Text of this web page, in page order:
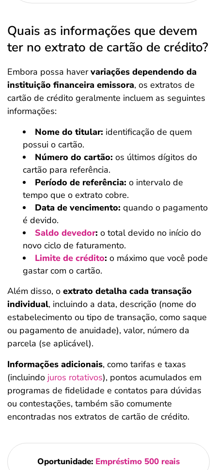
Quais as informações que devem
ter no extrato de cartão de crédito?
Embora possa havervariações dependendo da
instituição financeira emissora, os extratos de
cartão de crédito geralmente incluem as seguintes
informações:
Nome do titular: identificação de quem
possui o cartão.
Número do cartão: os últimos dígitos do
cartão para referência.
Período de referência: o intervalo de
tempo que o extrato cobre.
Data de vencimento: quando o pagamento
é devido.
Saldo devedor: o total devido no início do
novo ciclo de faturamento.
Limite de crédito: o máximo que você pode
gastar com o cartão.
Além disso, o extrato detalha cada transação
individual, incluindo a data, descrição (nome do
estabelecimento ou tipo de transação, como saque
ou pagamento de anuidade), valor, número da
parcela (se aplicável).
Informações adicionais, como tarifas e taxas
(incluindo juros rotativos), pontos acumulados em
programas de fidelidade e contatos para dúvidas
ou contestações, também são comumente
encontradas nos extratos de cartão de crédito.
Oportunidade: Empréstimo 500 reais